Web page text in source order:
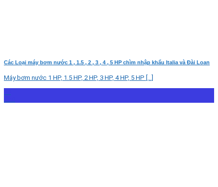
Các Loại máy bơm nước 1 , 1.5 , 2 , 3 , 4 , 5 HP chìm nhập khẩu Italia và Đài Loan
Máy bơm nước 1 HP, 1.5 HP, 2 HP, 3 HP, 4 HP, 5 HP [...]